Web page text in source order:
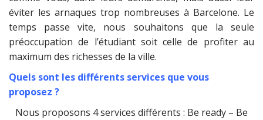
éviter les arnaques trop nombreuses à Barcelone. Le
temps passe vite, nous souhaitons que la seule
préoccupation de l’étudiant soit celle de profiter au
maximum des richesses de la ville.
Quels sont les différents services que vous
proposez ?
Nous proposons 4 services différents : Be ready – Be